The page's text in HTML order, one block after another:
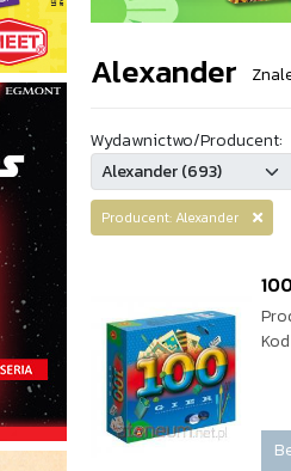
Alexander
Wydawnictwo/Producent:
Producent: Alexander